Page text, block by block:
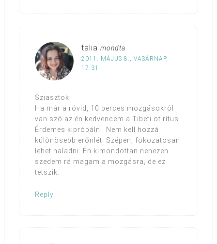
talia mondta
2011. MÁJUS 8., VASÁRNAP,
17:31
Sziasztok!
Ha már a rövid, 10 perces mozgásokról
van szó az én kedvencem a Tibeti öt rítus.
Érdemes kipróbálni. Nem kell hozzá
különösebb erőnlét. Szépen, fokozatosan
lehet haladni. Én kimondottan nehezen
szedem rá magam a mozgásra, de ez
tetszik.
Reply